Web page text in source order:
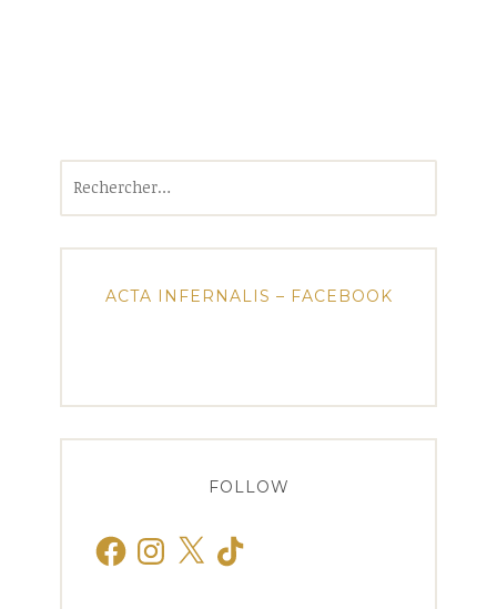
ACTA INFERNALIS – FACEBOOK
FOLLOW
FacebookInstagram
X TikTok